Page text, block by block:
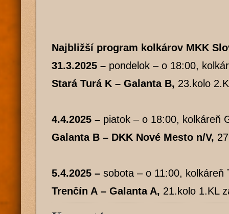
Najbližší program kolkárov MKK
31.3.2025 – pondelok – o 18:00,
Stará Turá K – Galanta B, 23.kolo
4.4.2025 – piatok – o 18:00, kolkáreň
Galanta B – DKK Nové Mesto n/V,
5.4.2025 – sobota – o 11:00, kolkáreň
Trenčín A – Galanta A, 21.kolo 1.KL